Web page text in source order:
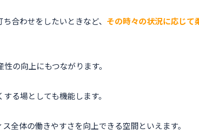
合わせをしたいときなど、 その時々の状況に応じて
の向上にもつながります。
る場としても機能します。
全体の働きやすさを向上できる空間といえます。